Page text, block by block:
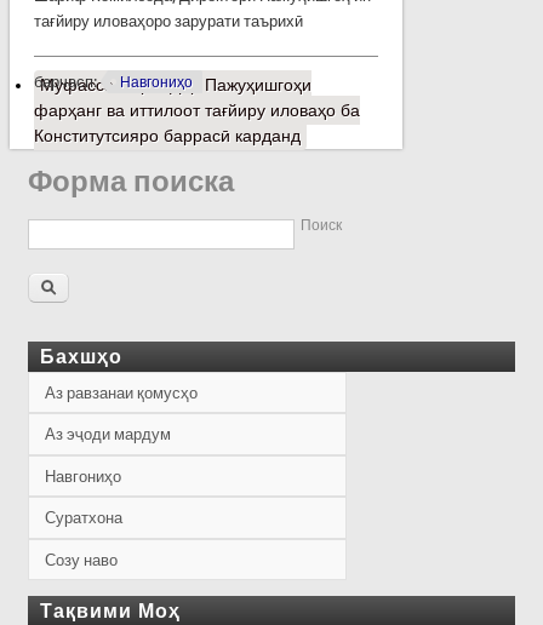
тағйиру иловаҳоро зарурати таърихӣ
барчасп: Навгониҳо
Муфассалтаро Дар Пажуҳишгоҳи
фарҳанг ва иттилоот тағйиру иловаҳо ба
Конститутсияро баррасӣ карданд
Форма поиска
Поиск
Бахшҳо
Аз равзанаи қомусҳо
Аз эҷоди мардум
Навгониҳо
Суратхона
Созу наво
Тақвими Моҳ